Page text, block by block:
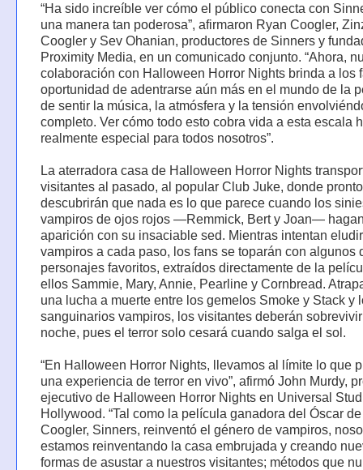
“Ha sido increíble ver cómo el público conecta con
una manera tan poderosa”, afirmaron Ryan Coogler,
Coogler y Sev Ohanian, productores de Sinners y
Proximity Media, en un comunicado conjunto. “Ahora,
colaboración con Halloween Horror Nights brinda a los
oportunidad de adentrarse aún más en el mundo de la
de sentir la música, la atmósfera y la tensión
completo. Ver cómo todo esto cobra vida a esta escala
realmente especial para todos nosotros”.
La aterradora casa de Halloween Horror Nights
visitantes al pasado, al popular Club Juke, donde pronto
descubrirán que nada es lo que parece cuando los
vampiros de ojos rojos —Remmick, Bert y Joan—
aparición con su insaciable sed. Mientras intentan
vampiros a cada paso, los fans se toparán con algunos
personajes favoritos, extraídos directamente de la
ellos Sammie, Mary, Annie, Pearline y Cornbread.
una lucha a muerte entre los gemelos Smoke y Stack y
sanguinarios vampiros, los visitantes deberán
noche, pues el terror solo cesará cuando salga el sol.
“En Halloween Horror Nights, llevamos al límite lo que
una experiencia de terror en vivo”, afirmó John Murdy,
ejecutivo de Halloween Horror Nights en Universal
Hollywood. “Tal como la película ganadora del Óscar
Coogler, Sinners, reinventó el género de vampiros,
estamos reinventando la casa embrujada y creando
formas de asustar a nuestros visitantes; métodos que